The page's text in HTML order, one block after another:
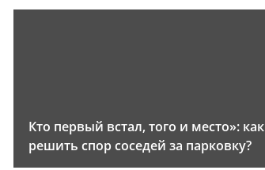
Кто первый встал, того и место»: как
решить спор соседей за парковку?